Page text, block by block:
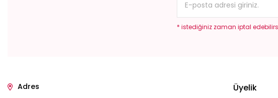
* istediğiniz zaman iptal
Adres
Üyelik